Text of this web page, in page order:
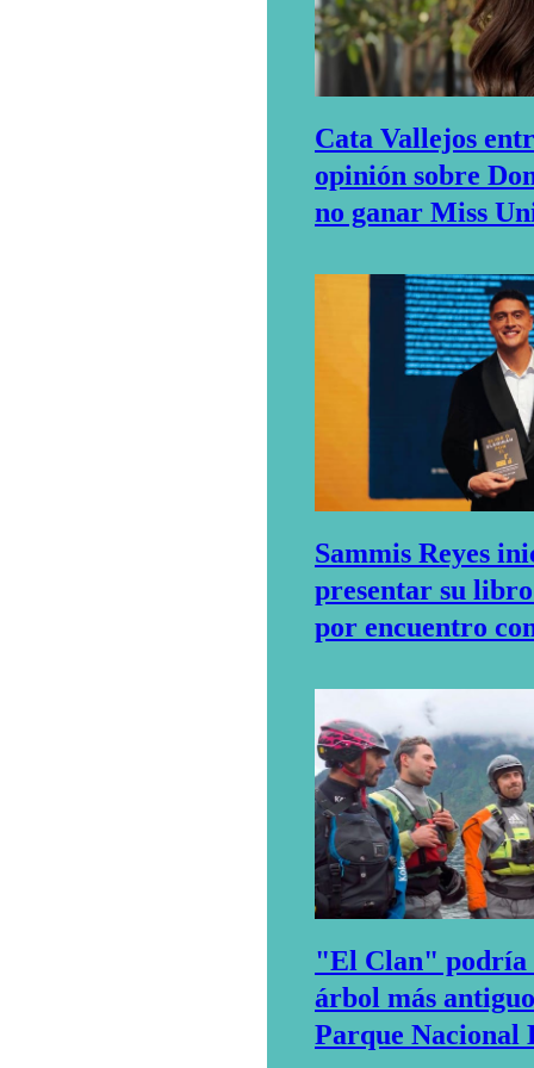
Cata Vallejos
opinión sobre
no ganar Miss
Sammis Reyes
presentar su
por encuentro
"El Clan" podría
árbol más
Parque Nacional